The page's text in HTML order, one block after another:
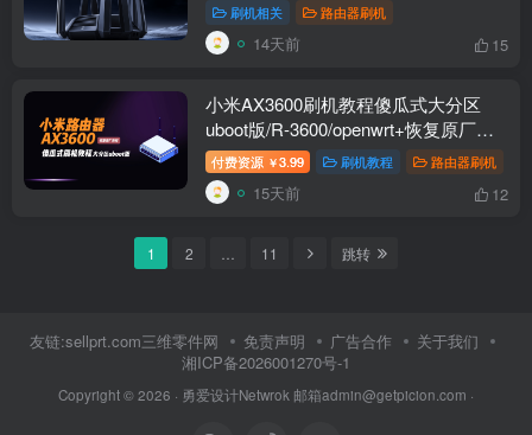
刷机相关 路由器刷机
14天前 15
小米AX3600刷机教程傻瓜式大分区
uboot版/R-3600/openwrt+恢复原厂教
程
付费资源 ￥3.99 刷机教程 路由器刷机
15天前 12
1 2 11 跳转
友链:sellprt.com三维零件网 免责声明 广告合作
关于我们
湘ICP备2026001270号-1
Copyright © 2026 · 勇爱设计Netwrok 邮箱admin@getpicion.com ·